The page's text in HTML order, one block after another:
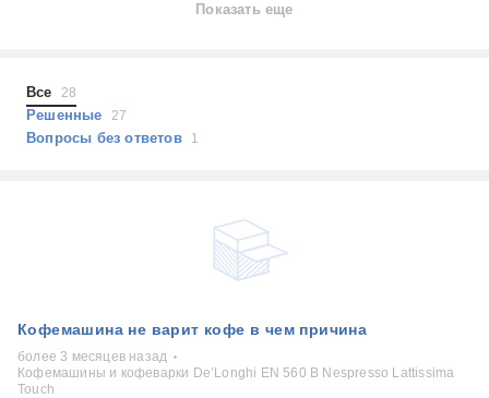
Показать еще
Все 28
Решенные 27
Вопросы без ответов 1
Кофемашина не варит кофе в чем причина
более 3 месяцев назад
Кофемашины и кофеварки De’Longhi EN 560 B Nespresso Lattissima
Touch